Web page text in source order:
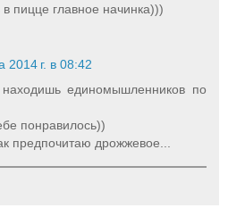
пицце главное начинка)))
2014 г. в 08:42
находишь единомышленников по
понравилось))
предпочитаю дрожжевое...